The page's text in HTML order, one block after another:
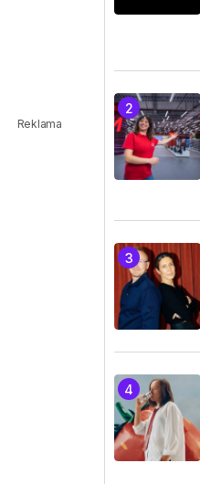
Reklama